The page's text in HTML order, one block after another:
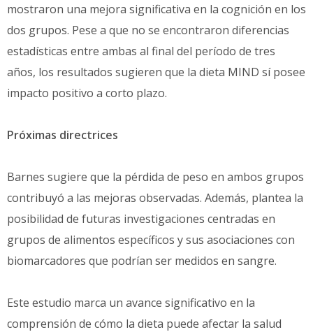
mostraron una mejora significativa en la cognición en los
dos grupos. Pese a que no se encontraron diferencias
estadísticas entre ambas al final del período de tres
años, los resultados sugieren que la dieta MIND sí posee
impacto positivo a corto plazo.
Próximas directrices
Barnes sugiere que la pérdida de peso en ambos grupos
contribuyó a las mejoras observadas. Además, plantea la
posibilidad de futuras investigaciones centradas en
grupos de alimentos específicos y sus asociaciones con
biomarcadores que podrían ser medidos en sangre.
Este estudio marca un avance significativo en la
comprensión de cómo la dieta puede afectar la salud